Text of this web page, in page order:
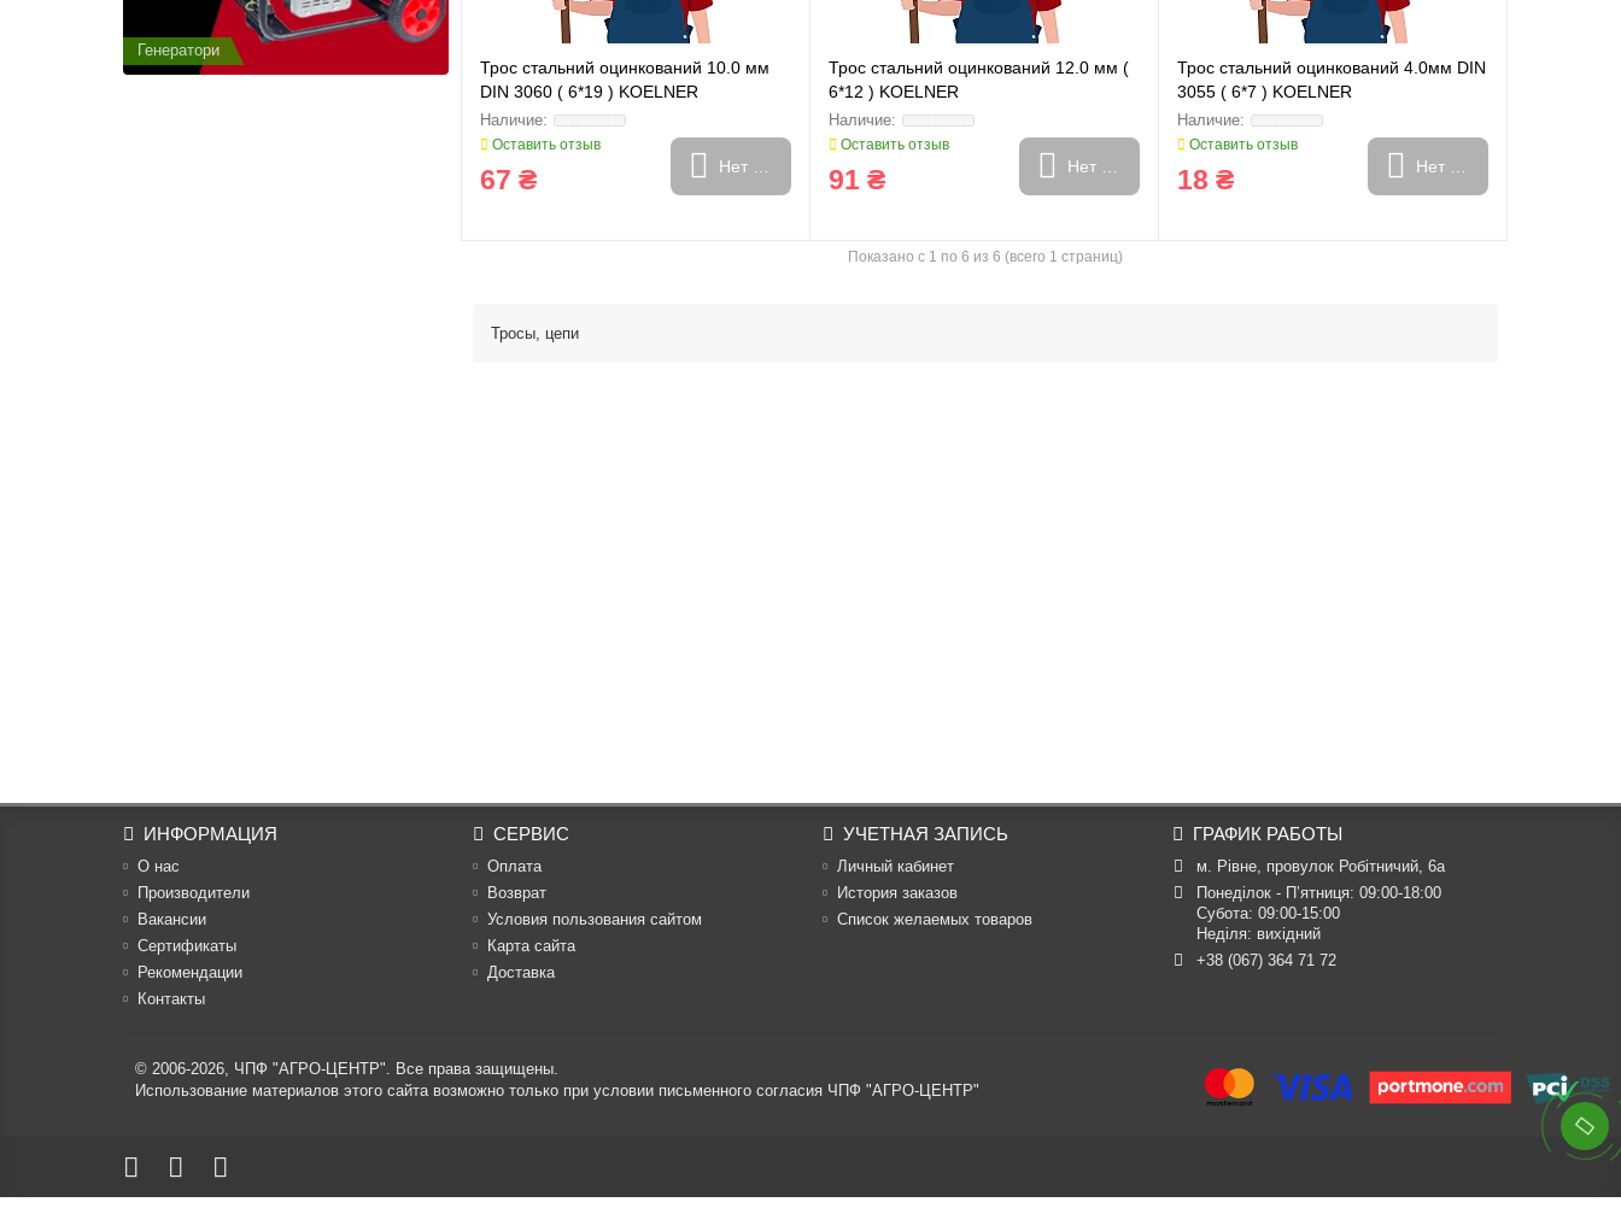
Генератори
Трос стальний оцинкований 10.0 мм
DIN 3060 ( 6*19 ) KOELNER
Оставить отзыв
67 ₴ Нет в наличии
Трос стальний оцинкований 12.0 мм (
6*12 ) KOELNER
Оставить отзыв
91 ₴ Нет в наличии
Трос стальний оцинкований 4.0мм DIN
3055 ( 6*7 ) KOELNER
Оставить отзыв
18 ₴ Нет в наличии
Показано с 1 по 6 из 6 (всего 1 страниц)
Тросы, цепи
ИНФОРМАЦИЯ
О нас
Производители
Вакансии
Cертификаты
Рекомендации
Контакты
СЕРВИС
Оплата
Возврат
Условия пользования сайтом
Карта сайта
Доставка
УЧЕТНАЯ ЗАПИСЬ
Личный кабинет
История заказов
Список желаемых товаров
ГРАФИК РАБОТЫ
м. Рівне, провулок Робітничий, 6а
Понеділок - П’ятниця: 09:00-18:00
Субота: 09:00-15:00
Неділя: вихідний
+38 (067) 364 71 72
© 2006-2026, ЧПФ "АГРО-ЦЕНТР". Все права защищены.
Использование материалов этого сайта возможно только при условии письменного согласия ЧПФ "АГРО-ЦЕНТР"